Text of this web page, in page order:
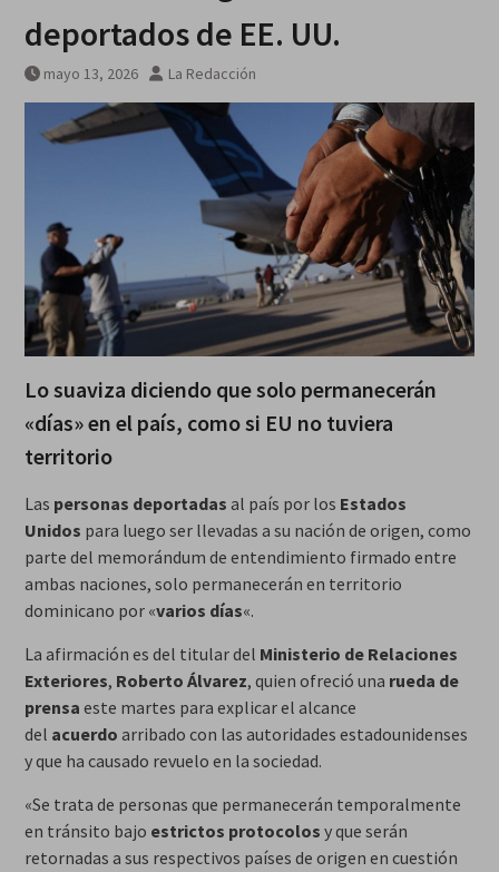
deportados de EE. UU.
mayo 13, 2026 La Redacción
Lo suaviza diciendo que solo permanecerán
«días» en el país, como si EU no tuviera
territorio
Las personas deportadas al país por los Estados
Unidos para luego ser llevadas a su nación de origen, como
parte del memorándum de entendimiento firmado entre
ambas naciones, solo permanecerán en territorio
dominicano por «varios días«.
La afirmación es del titular del Ministerio de Relaciones
Exteriores, Roberto Álvarez, quien ofreció una rueda de
prensa este martes para explicar el alcance
del acuerdo arribado con las autoridades estadounidenses
y que ha causado revuelo en la sociedad.
«Se trata de personas que permanecerán temporalmente
en tránsito bajo estrictos protocolos y que serán
retornadas a sus respectivos países de origen en cuestión